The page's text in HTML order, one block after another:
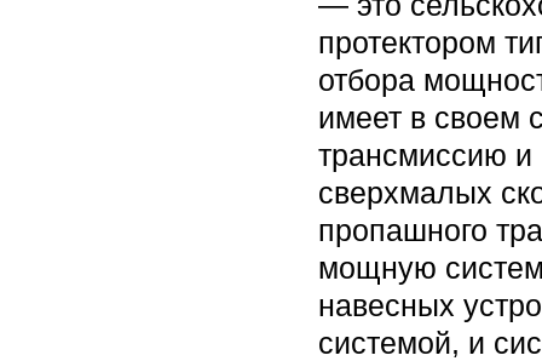
протектором
отбора
имеет в своем
трансмиссию
сверхмалых
пропашного
мощную
навесных
системой, и